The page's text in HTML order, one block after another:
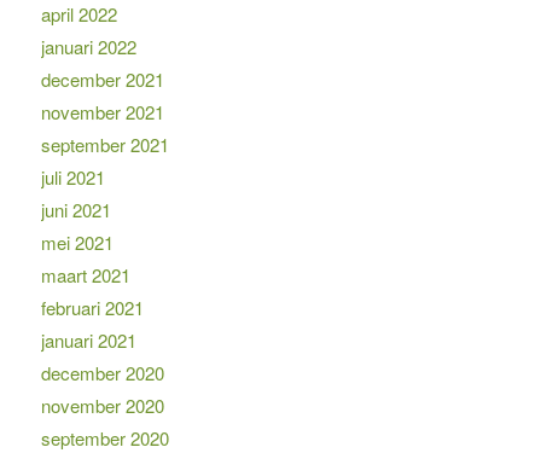
april 2022
januari 2022
december 2021
november 2021
september 2021
juli 2021
juni 2021
mei 2021
maart 2021
februari 2021
januari 2021
december 2020
november 2020
september 2020